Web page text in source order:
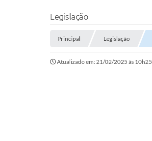
Legislação
Principal Legislação
Atualizado em: 21/02/2025 às 10h25